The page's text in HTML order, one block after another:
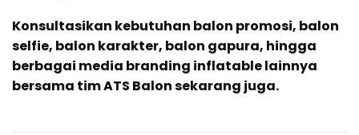
Konsultasikan kebutuhan balon promosi, balon
selfie, balon karakter, balon gapura, hingga
berbagai media branding inflatable lainnya
bersama tim ATS Balon sekarang juga.